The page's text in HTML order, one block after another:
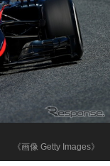
《画像 Getty Images》